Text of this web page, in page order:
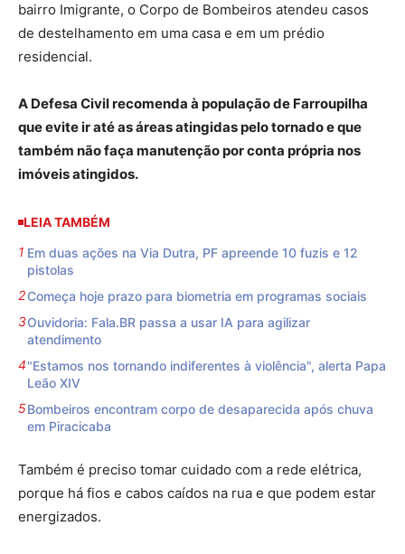
bairro Imigrante, o Corpo de Bombeiros atendeu casos
de destelhamento em uma casa e em um prédio
residencial.
A Defesa Civil recomenda à população de Farroupilha
que evite ir até as áreas atingidas pelo tornado e que
também não faça manutenção por conta própria nos
imóveis atingidos.
LEIA TAMBÉM
Em duas ações na Via Dutra, PF apreende 10 fuzis e 12
pistolas
Começa hoje prazo para biometria em programas sociais
Ouvidoria: Fala.BR passa a usar IA para agilizar
atendimento
"Estamos nos tornando indiferentes à violência", alerta Papa
Leão XIV
Bombeiros encontram corpo de desaparecida após chuva
em Piracicaba
Também é preciso tomar cuidado com a rede elétrica,
porque há fios e cabos caídos na rua e que podem estar
energizados.